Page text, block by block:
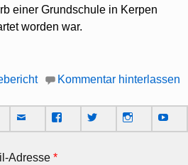
einer Grundschule in Kerpen
worden war.
Kommentar hinterlassen
Adresse *